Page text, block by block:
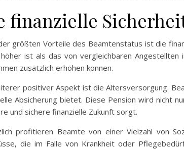
finanzielle
größten Vorteile des Beamtenstatus ist die
ist als das von vergleichbaren
zusätzlich erhöhen können.
positiver Aspekt ist die Altersversorgung.
Absicherung bietet. Diese Pension wird nicht
und sichere finanzielle Zukunft sorgt.
profitieren Beamte von einer Vielzahl von
die im Falle von Krankheit oder